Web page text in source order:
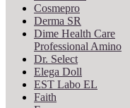
Cosmepro
Derma SR
Dime Health Care
Professional Amino
Dr. Select
Elega Doll
EST Labo EL
Faith